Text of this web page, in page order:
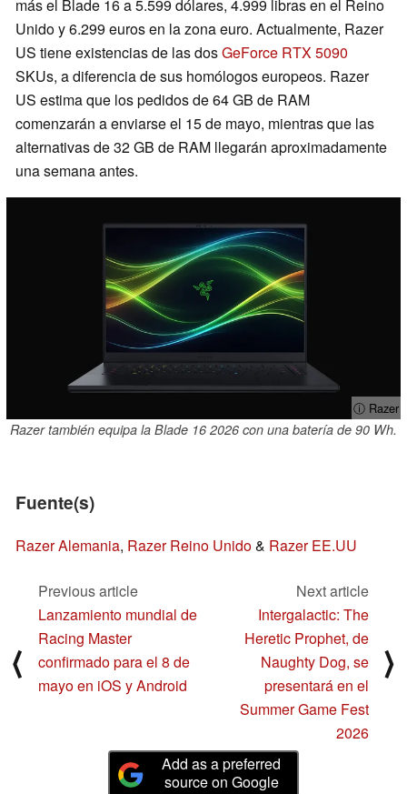
más el Blade 16 a 5.599 dólares, 4.999 libras en el Reino
Unido y 6.299 euros en la zona euro. Actualmente, Razer
US tiene existencias de las dosGeForce RTX 5090
SKUs, a diferencia de sus homólogos europeos. Razer
US estima que los pedidos de 64 GB de RAM
comenzarán a enviarse el 15 de mayo, mientras que las
alternativas de 32 GB de RAM llegarán aproximadamente
una semana antes.
ⓘ Razer
Razer también equipa la Blade 16 2026 con una batería de 90 Wh.
Fuente(s)
Razer Alemania, Razer Reino Unido& Razer EE.UU
⟨
Previous article
Lanzamiento mundial de
Racing Master
confirmado para el 8 de
mayo en iOS y Android
Next article
Intergalactic: The
Heretic Prophet, de
Naughty Dog, se
presentará en el
Summer Game Fest
2026
⟩
Add as a preferred
source on Google